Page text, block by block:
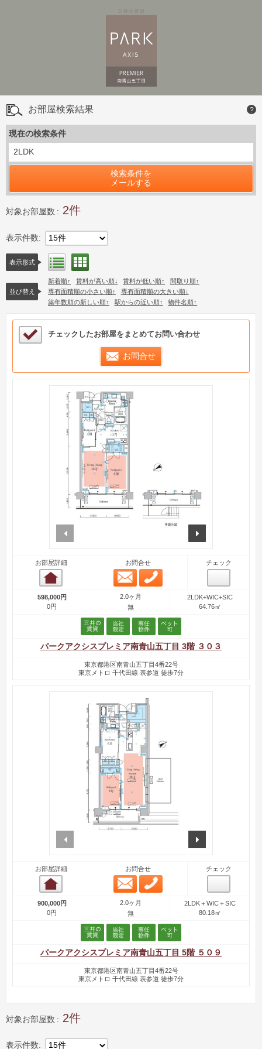
お部屋検索結果 ?
現在の検索条件
2LDK
検索条件を
メールする
対象お部屋数 2
表示件数 15件
表示形式 リスト表示
並び替え
新着順 賃料が高い順 賃料が低い順
間取り順
専有面積順の小さい順
専有面積順の大きい順
築年数順の新しい順
駅からの近い順 物件名順
検討中リストサンプル
チェックしたお部屋をまとめてお問い合わせ
お問合せ
お部屋詳細 お問合せ
メール問合せ
チェック
598,000円
0円
2.0ヶ月
無
2LDK+WIC+SIC
64.76㎡
パークアクシスプレミア南青山五丁目 3階 ３０３
東京都港区南青山五丁目4番22号
東京メトロ 千代田線 表参道 徒歩7分
お部屋詳細 お問合せ
メール問合せ
チェック
900,000円
0円
2.0ヶ月
無
2LDK＋WIC＋SIC
80.18㎡
パークアクシスプレミア南青山五丁目 5階 ５０９
東京都港区南青山五丁目4番22号
東京メトロ 千代田線 表参道 徒歩7分
対象お部屋数 2
表示件数 15件